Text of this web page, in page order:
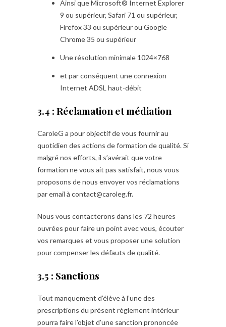
Ainsi que Microsoft® Internet Explorer
9 ou supérieur, Safari 71 ou supérieur,
Firefox 33 ou supérieur ou Google
Chrome 35 ou supérieur
Une résolution minimale 1024×768
et par conséquent une connexion
Internet ADSL haut-débit
3.4 : Réclamation et médiation
CaroleG a pour objectif de vous fournir au
quotidien des actions de formation de qualité. Si
malgré nos efforts, il s’avérait que votre
formation ne vous ait pas satisfait, nous vous
proposons de nous envoyer vos réclamations
par email à contact@caroleg.fr.
Nous vous contacterons dans les 72 heures
ouvrées pour faire un point avec vous, écouter
vos remarques et vous proposer une solution
pour compenser les défauts de qualité.
3.5 : Sanctions
Tout manquement d’élève à l’une des
prescriptions du présent règlement intérieur
pourra faire l’objet d’une sanction prononcée